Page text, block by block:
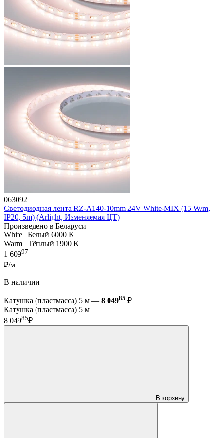
063092
Светодиодная лента RZ-A140-10mm 24V White-MIX (15 W/m,
IP20, 5m) (Arlight, Изменяемая ЦТ)
Произведено в Беларуси
White | Белый 6000 K
Warm | Тёплый 1900 K
1 60997
₽/м
В наличии
Катушка (пластмасса) 5 м — 8 04985 ₽
Катушка (пластмасса) 5 м
8 04985₽
В корзину